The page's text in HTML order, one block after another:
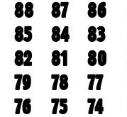
88
87
86
85
84
83
82
81
80
79
78
77
76
75
74